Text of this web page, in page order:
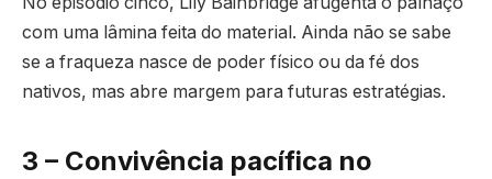
com uma lâmina feita do material. Ainda não se sabe
se a fraqueza nasce de poder físico ou da fé dos
nativos, mas abre margem para futuras estratégias.
3 – Convivência pacífica no